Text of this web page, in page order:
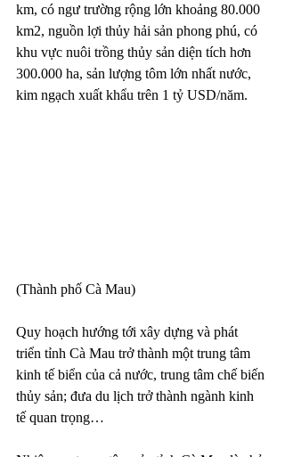
km, có ngư trường rộng lớn khoảng 80.000
km2, nguồn lợi thủy hải sản phong phú, có
khu vực nuôi trồng thủy sản diện tích hơn
300.000 ha, sản lượng tôm lớn nhất nước,
kim ngạch xuất khẩu trên 1 tỷ USD/năm.
(Thành phố Cà Mau)
Quy hoạch hướng tới xây dựng và phát
triển tỉnh Cà Mau trở thành một trung tâm
kinh tế biển của cả nước, trung tâm chế biến
thủy sản; đưa du lịch trở thành ngành kinh
tế quan trọng…